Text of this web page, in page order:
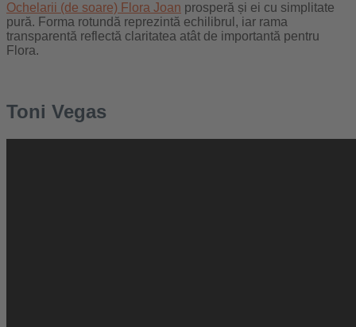
Ochelarii (de soare) Flora Joan prosperă și ei cu simplitate
pură. Forma rotundă reprezintă echilibrul, iar rama
transparentă reflectă claritatea atât de importantă pentru
Flora.
Toni Vegas